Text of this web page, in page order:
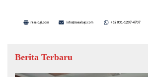
Berita Terbaru